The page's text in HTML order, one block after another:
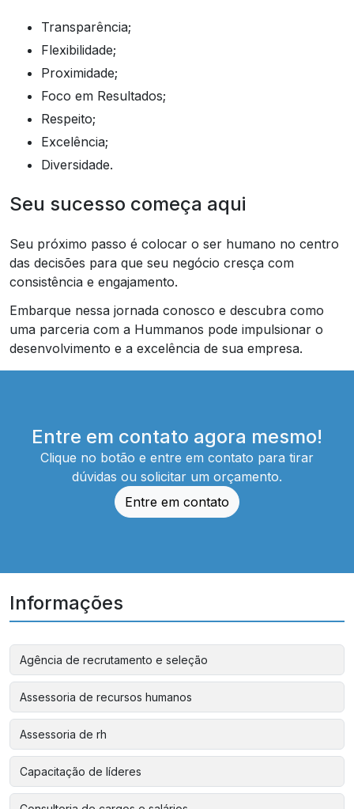
Transparência;
Flexibilidade;
Proximidade;
Foco em Resultados;
Respeito;
Excelência;
Diversidade.
Seu sucesso começa aqui
Seu próximo passo é colocar o ser humano no centro
das decisões para que seu negócio cresça com
consistência e engajamento.
Embarque nessa jornada conosco e descubra como
uma parceria com a Hummanos pode impulsionar o
desenvolvimento e a excelência de sua empresa.
Entre em contato agora mesmo!
Clique no botão e entre em contato para tirar
dúvidas ou solicitar um orçamento.
Entre em contato
Informações
Agência de recrutamento e seleção
Assessoria de recursos humanos
Assessoria de rh
Capacitação de líderes